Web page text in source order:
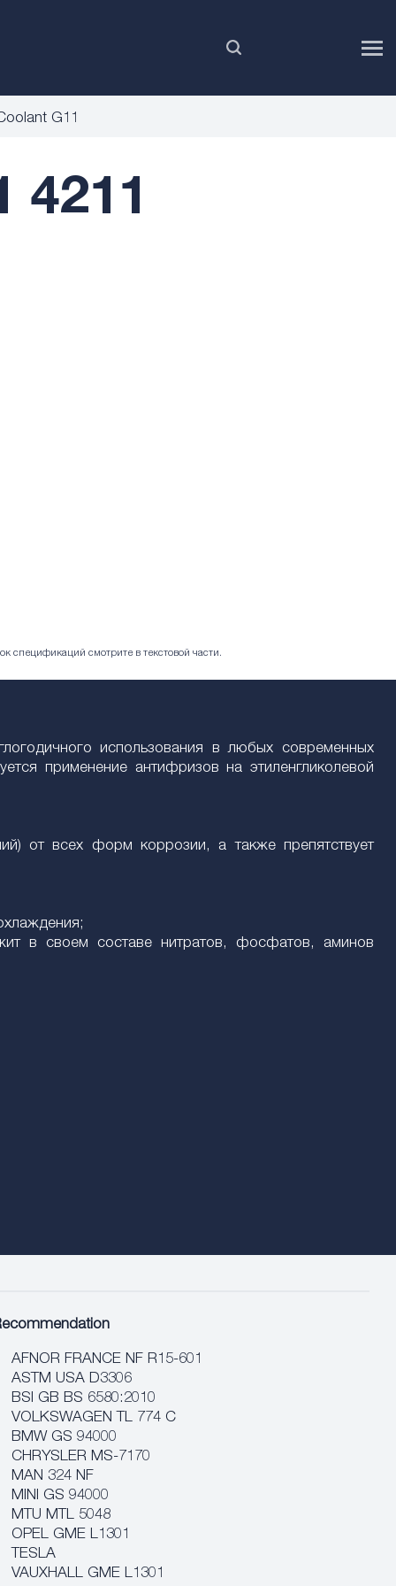
G11
4211
спецификаций смотрите в текстовой части.
использования в любых современных
применение антифризов на этиленгликолевой
от всех форм коррозии, а также препятствует
в своем составе нитратов, фосфатов, аминов
AFNOR FRANCE NF R15-601
ASTM USA D3306
BSI GB BS 6580:2010
VOLKSWAGEN TL 774 C
BMW GS 94000
CHRYSLER MS-7170
MAN 324 NF
MINI GS 94000
MTU MTL 5048
OPEL GME L1301
TESLA
VAUXHALL GME L1301